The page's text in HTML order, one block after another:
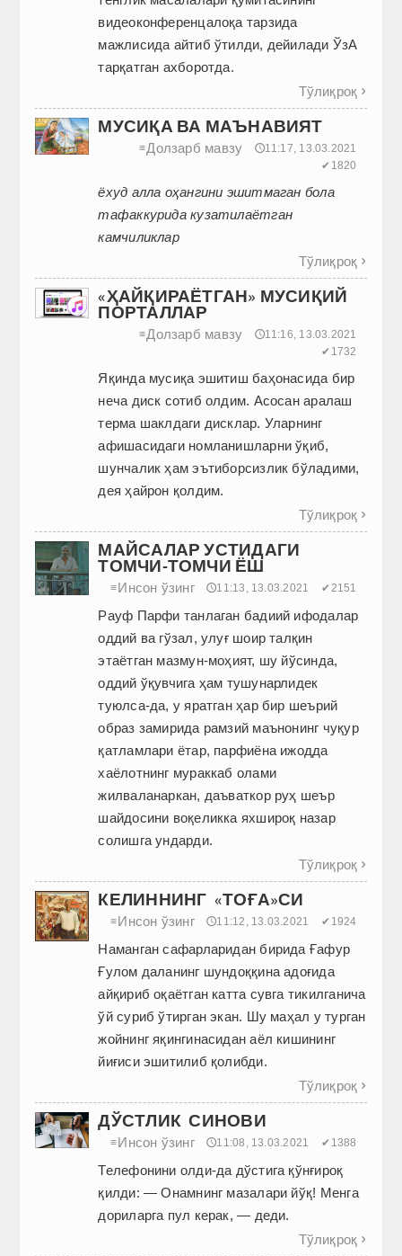
видеоконференцалоқа тарзида
мажлисида айтиб ўтилди, дейилади ЎзА
тарқатган ахборотда.
Тўлиқроқ 
МУСИҚА ВА МАЪНАВИЯТ
≡Долзарб мавзу
🕔11:17, 13.03.2021
✔1820
ёхуд алла оҳангини эшитмаган бола
тафаккурида кузатилаётган
камчиликлар
Тўлиқроқ 
«ҲАЙҚИРАЁТГАН» МУСИҚИЙ
ПОРТАЛЛАР
≡Долзарб мавзу
🕔11:16, 13.03.2021
✔1732
Яқинда мусиқа эшитиш баҳонасида бир
неча диск сотиб олдим. Асосан аралаш
терма шаклдаги дисклар. Уларнинг
афишасидаги номланишларни ўқиб,
шунчалик ҳам эътиборсизлик бўладими,
дея ҳайрон қолдим.
Тўлиқроқ 
МАЙСАЛАР УСТИДАГИ
ТОМЧИ-ТОМЧИ ЁШ
≡Инсон ўзинг 🕔11:13, 13.03.2021 ✔2151
Рауф Парфи танлаган бадиий ифодалар
оддий ва гўзал, улуғ шоир талқин
этаётган мазмун-моҳият, шу йўсинда,
оддий ўқувчига ҳам тушунарлидек
туюлса-да, у яратган ҳар бир шеърий
образ замирида рамзий маънонинг чуқур
қатламлари ётар, парфиёна ижодда
хаёлотнинг мураккаб олами
жилваланаркан, даъваткор руҳ шеър
шайдосини воқеликка яхшироқ назар
солишга ундарди.
Тўлиқроқ 
КЕЛИННИНГ «ТОҒА»СИ
≡Инсон ўзинг 🕔11:12, 13.03.2021 ✔1924
Наманган сафарларидан бирида Ғафур
Ғулом даланинг шундоққина адоғида
айқириб оқаётган катта сувга тикилганича
ўй суриб ўтирган экан. Шу маҳал у турган
жойнинг яқингинасидан аёл кишининг
йиғиси эшитилиб қолибди.
Тўлиқроқ 
ДЎСТЛИК СИНОВИ
≡Инсон ўзинг 🕔11:08, 13.03.2021 ✔1388
Телефонини олди-да дўстига қўнғироқ
қилди: — Онамнинг мазалари йўқ! Менга
дориларга пул керак, — деди.
Тўлиқроқ 